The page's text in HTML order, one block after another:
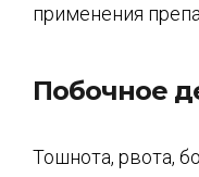
применения
Побочное
Тошнота, рвота,